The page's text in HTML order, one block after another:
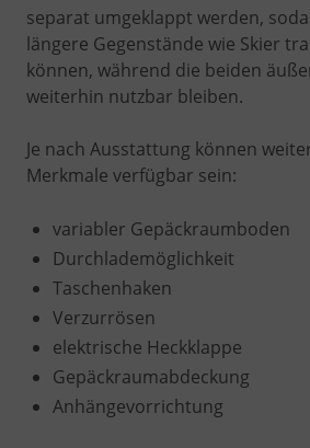
separat umgeklappt werden,
längere Gegenstände wie Skier
können, während die beiden
weiterhin nutzbar bleiben.
Je nach Ausstattung können
Merkmale verfügbar sein:
variabler Gepäckraumboden
Durchlademöglichkeit
Taschenhaken
Verzurrösen
elektrische Heckklappe
Gepäckraumabdeckung
Anhängevorrichtung